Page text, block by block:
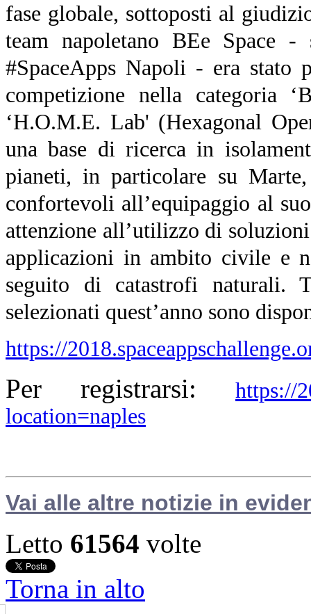
fase globale, sottoposti al
team napoletano BEe Space
#SpaceApps Napoli - era stato
competizione nella categoria
‘H.O.M.E. Lab' (Hexagonal
una base di ricerca in
pianeti, in particolare su
confortevoli all’equipaggio al
attenzione all’utilizzo di
applicazioni in ambito civile e
seguito di catastrofi naturali.
selezionati quest’anno sono
https://
Per registrarsi:
https://
location=naples
Vai alle altre notizie in
Letto 61564 volte
Torna in alto